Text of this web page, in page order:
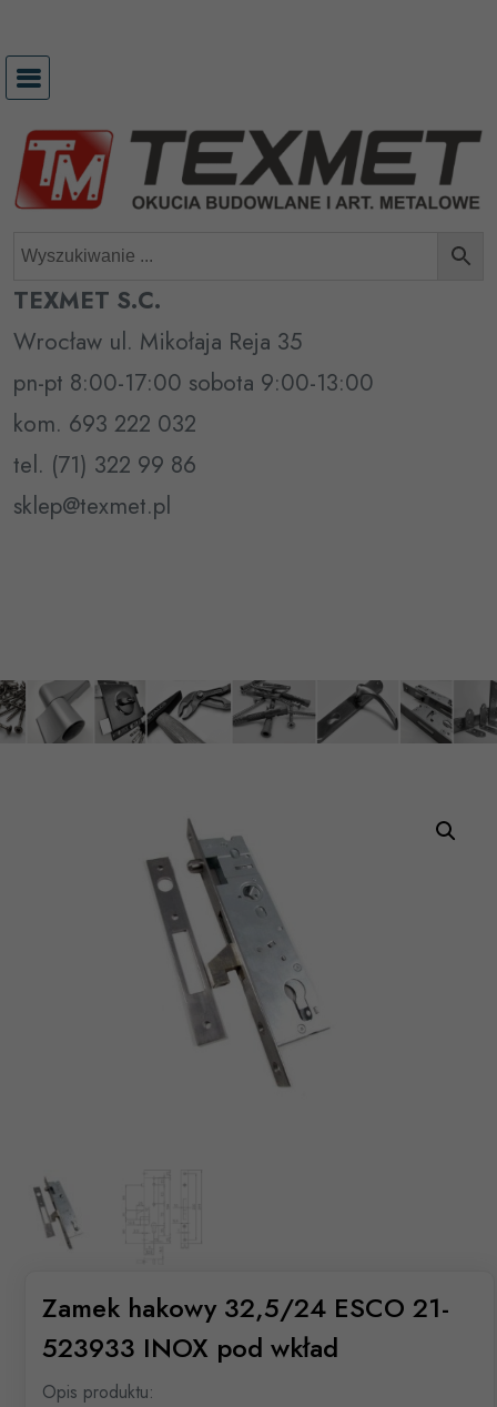
treści
TEXMET S.C.
Wrocław ul. Mikołaja Reja 35
pn-pt 8:00-17:00 sobota 9:00-13:00
kom. 693 222 032
tel. (71) 322 99 86
sklep@texmet.pl
Zamek hakowy 32,5/24 ESCO 21-
523933 INOX pod wkład
Opis produktu: